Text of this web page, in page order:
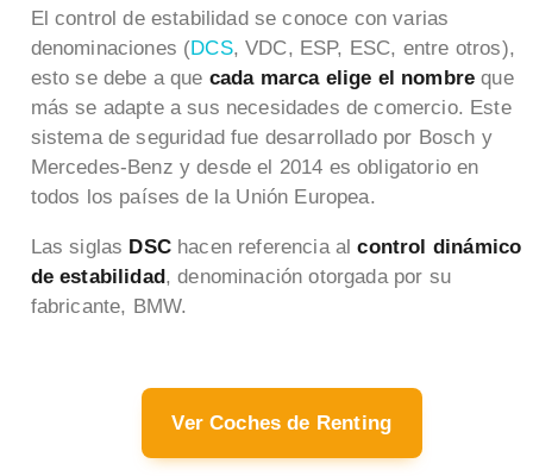
El control de estabilidad se conoce con varias
denominaciones (DCS, VDC, ESP, ESC, entre otros),
esto se debe a que cada marca elige el nombre que
más se adapte a sus necesidades de comercio. Este
sistema de seguridad fue desarrollado por Bosch y
Mercedes-Benz y desde el 2014 es obligatorio en
todos los países de la Unión Europea.
Las siglas DSChacen referencia alcontrol dinámico
de estabilidad , denominación otorgada por su
fabricante, BMW.
Ver Coches de Renting